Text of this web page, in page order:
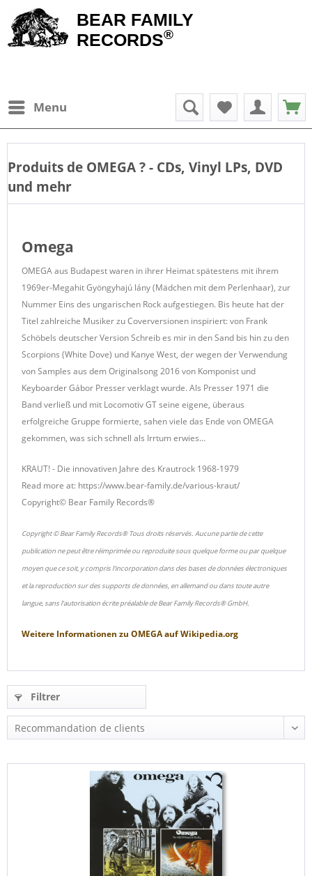
BEAR FAMILY
RECORDS®
Menu
Produits de OMEGA? - CDs, Vinyl LPs, DVD
und mehr
Omega
OMEGA aus Budapest waren in ihrer Heimat spätestens mit ihrem
1969er-Megahit Gyöngyhajú lány (Mädchen mit dem Perlenhaar), zur
Nummer Eins des ungarischen Rock aufgestiegen. Bis heute hat der
Titel zahlreiche Musiker zu Coverversionen inspiriert: von Frank
Schöbels deutscher Version Schreib es mir in den Sand bis hin zu den
Scorpions (White Dove) und Kanye West, der wegen der Verwendung
von Samples aus dem Originalsong 2016 von Komponist und
Keyboarder Gábor Presser verklagt wurde. Als Presser 1971 die
Band verließ und mit Locomotiv GT seine eigene, überaus
erfolgreiche Gruppe formierte, sahen viele das Ende von OMEGA
gekommen, was sich schnell als Irrtum erwies…
KRAUT! - Die innovativen Jahre des Krautrock 1968-1979
Read more at: https://www.bear-family.de/various-kraut/
Copyright© Bear Family Records®
Copyright © Bear Family Records® Tous droits réservés. Aucune partie de cette
publication ne peut être réimprimée ou reproduite sous quelque forme ou par quelque
moyen que ce soit, y compris l'incorporation dans des bases de données électroniques
et la reproduction sur des supports de données, en allemand ou dans toute autre
langue, sans l'autorisation écrite préalable de Bear Family Records® GmbH.
Weitere Informationen zu OMEGAaufWikipedia.org
Filtrer